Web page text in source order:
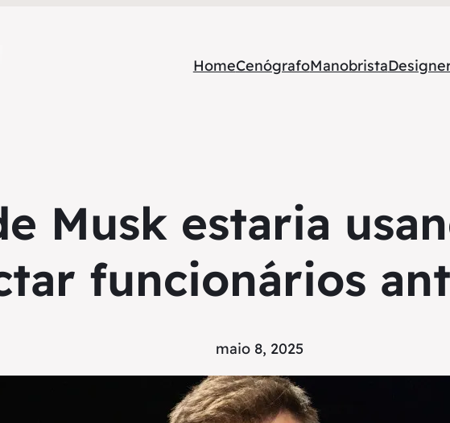
HomeCenógrafoManobrista
Musk estaria
funcionários
maio 8, 2025